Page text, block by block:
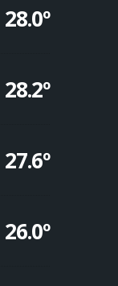
28.0º
28.2º
27.6º
26.0º